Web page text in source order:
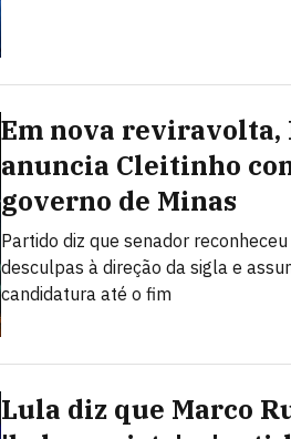
Em nova reviravolta,
anuncia Cleitinho
governo de Minas
Partido diz que senador
desculpas à direção da sigla e
candidatura até o fim
Lula diz que Marco